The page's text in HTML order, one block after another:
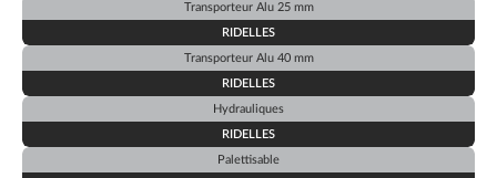
Transporteur Alu 25 mm
RIDELLES
Transporteur Alu 40 mm
RIDELLES
Hydrauliques
RIDELLES
Palettisable